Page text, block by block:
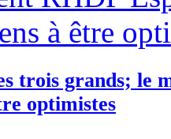
trois grands; le
optimistes